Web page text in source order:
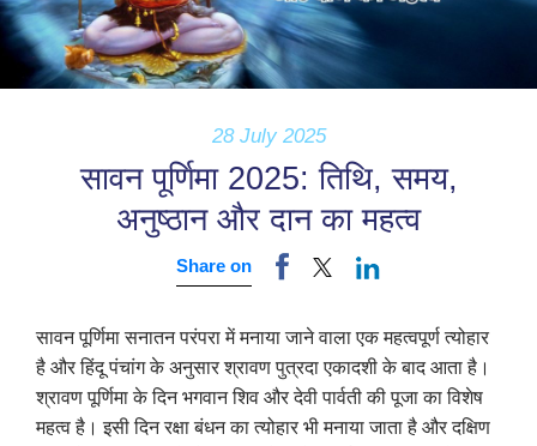
28 July 2025
सावन पूर्णिमा 2025: तिथि, समय,
अनुष्ठान और दान का महत्व
Share on
सावन पूर्णिमा सनातन परंपरा में मनाया जाने वाला एक महत्वपूर्ण त्योहार
है और हिंदू पंचांग के अनुसार श्रावण पुत्रदा एकादशी के बाद आता है।
श्रावण पूर्णिमा के दिन भगवान शिव और देवी पार्वती की पूजा का विशेष
महत्व है। इसी दिन रक्षा बंधन का त्योहार भी मनाया जाता है और दक्षिण